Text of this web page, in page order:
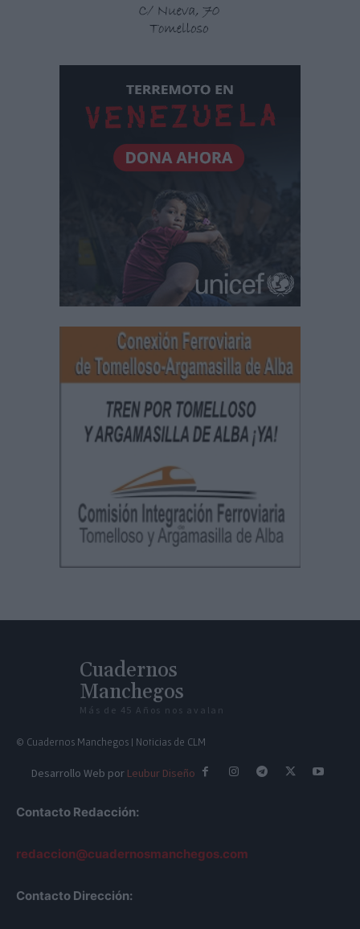
Cuadernos
Manchegos
Más de 45 Años nos avalan
© Cuadernos Manchegos | Noticias de CLM
Desarrollo Web por Leubur Diseño
Contacto Redacción:
redaccion@cuadernosmanchegos.com
Contacto Dirección: